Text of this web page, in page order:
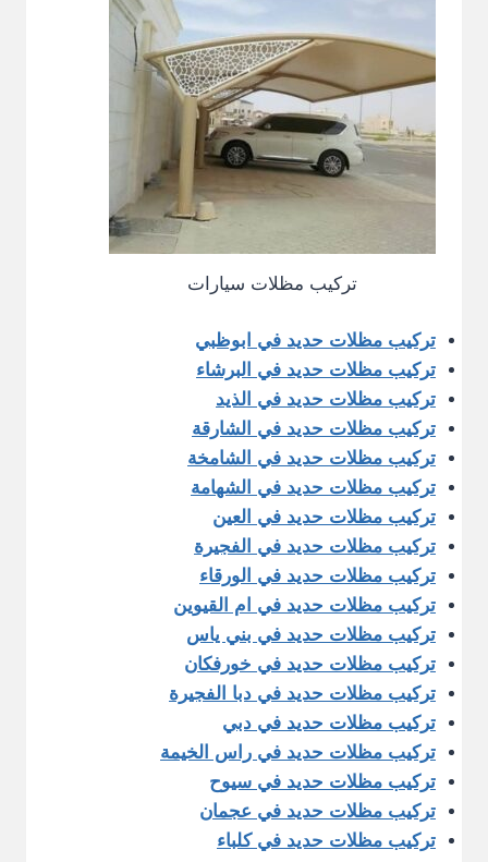
تركيب مظلات سيارات
تركيب مظلات حديد في ابوظبي
تركيب مظلات حديد في البرشاء
تركيب مظلات حديد في الذيد
تركيب مظلات حديد في الشارقة
تركيب مظلات حديد في الشامخة
تركيب مظلات حديد في الشهامة
تركيب مظلات حديد في العين
تركيب مظلات حديد في الفجيرة
تركيب مظلات حديد في الورقاء
تركيب مظلات حديد في ام القيوين
تركيب مظلات حديد في بني ياس
تركيب مظلات حديد في خورفكان
تركيب مظلات حديد في دبا الفجيرة
تركيب مظلات حديد في دبي
تركيب مظلات حديد في راس الخيمة
تركيب مظلات حديد في سيوح
تركيب مظلات حديد في عجمان
تركيب مظلات حديد في كلباء